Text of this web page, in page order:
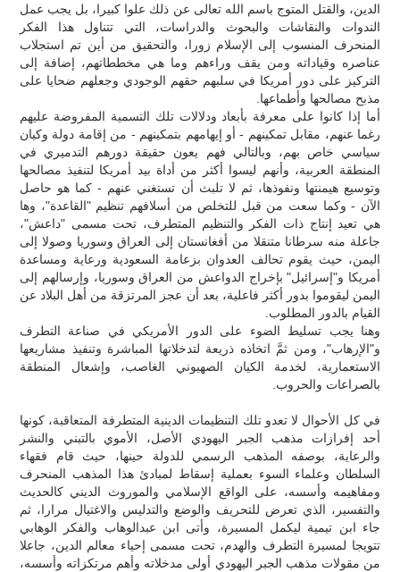
الدين، والقتل المتوج باسم الله تعالى عن ذلك علوا كبيرا، بل يجب عمل
الندوات والنقاشات والبحوث والدراسات، التي تتناول هذا الفكر
المنحرف المنسوب إلى الإسلام زورا، والتحقيق من أين تم استجلاب
عناصره وقياداته ومن يقف وراءهم وما هي مخططاتهم، إضافة إلى
التركيز على دور أمريكا في سلبهم حقهم الوجودي وجعلهم ضحايا على
مذبح مصالحها وأطماعها.
أما إذا كانوا على معرفة بأبعاد ودلالات تلك التسمية المفروضة عليهم
رغما عنهم، مقابل تمكينهم - أو إيهامهم بتمكينهم - من إقامة دولة وكيان
سياسي خاص بهم، وبالتالي فهم يعون حقيقة دورهم التدميري في
المنطقة العربية، وأنهم ليسوا أكثر من أداة بيد أمريكا لتنفيذ مصالحها
وتوسيع هيمنتها ونفوذها، ثم لا تلبث أن تستغني عنهم - كما هو حاصل
الآن - وكما سعت من قبل للتخلص من أسلافهم تنظيم "القاعدة"، وها
هي تعيد إنتاج ذات الفكر والتنظيم المتطرف، تحت مسمى "داعش"،
جاعلة منه سرطانا متنقلا من أفغانستان إلى العراق وسوريا وصولا إلى
اليمن، حيث يقوم تحالف العدوان بزعامة السعودية ورعاية ومساعدة
أمريكا و"إسرائيل" بإخراج الدواعش من العراق وسوريا، وإرسالهم إلى
اليمن ليقوموا بدور أكثر فاعلية، بعد أن عجز المرتزقة من أهل البلاد عن
القيام بالدور المطلوب.
وهنا يجب تسليط الضوء على الدور الأمريكي في صناعة التطرف
و"الإرهاب"، ومن ثمَّ اتخاذه ذريعة لتدخلاتها المباشرة وتنفيذ مشاريعها
الاستعمارية، لخدمة الكيان الصهيوني الغاصب، وإشعال المنطقة
بالصراعات والحروب.
في كل الأحوال لا تعدو تلك التنظيمات الدينية المتطرفة المتعاقبة، كونها
أحد إفرازات مذهب الجبر اليهودي الأصل، الأموي بالتبني والنشر
والرعاية، بوصفه المذهب الرسمي للدولة حينها، حيث قام فقهاء
السلطان وعلماء السوء بعملية إسقاط لمبادئ هذا المذهب المنحرف
ومفاهيمه وأسسه، على الواقع الإسلامي والموروث الديني كالحديث
والتفسير، الذي تعرض للتحريف والوضع والتدليس والاغتيال مرارا، ثم
جاء ابن تيمية ليكمل المسيرة، وأتى ابن عبدالوهاب والفكر الوهابي
تتويجا لمسيرة التطرف والهدم، تحت مسمى إحياء معالم الدين، جاعلا
من مقولات مذهب الجبر اليهودي أولى مدخلاته وأهم مرتكزاته وأسسه،